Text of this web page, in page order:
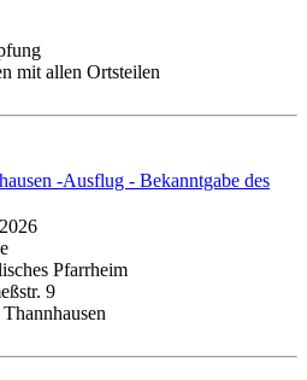
mit allen Ortsteilen
-Ausflug - Bekanntgabe des
Pfarrheim
9